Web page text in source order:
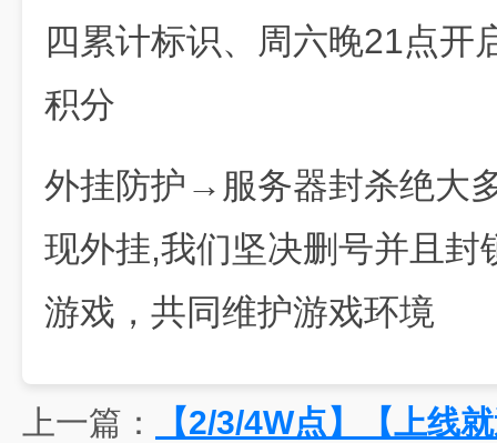
四累计标识、周六晚21点开
积分
外挂防护→服务器封杀绝大
现外挂,我们坚决删号并且
游戏，共同维护游戏环境
上一篇：
【2/3/4W点】【上线